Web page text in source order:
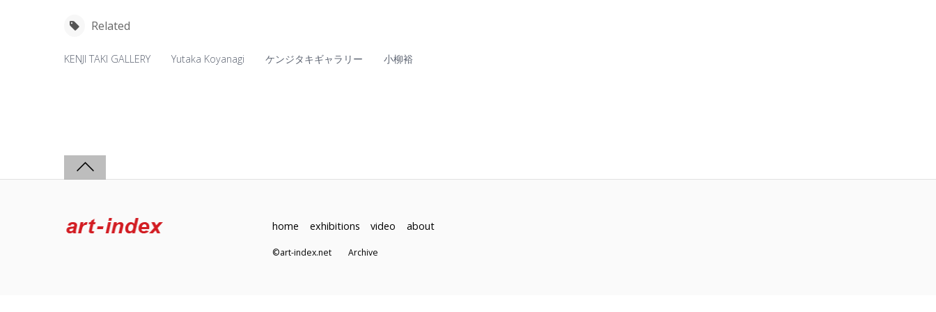
Related
KENJI TAKI GALLERY Yutaka Koyanagi ケンジタキギャラリー 小柳裕
home exhibitions video about
©art-index.netArchive